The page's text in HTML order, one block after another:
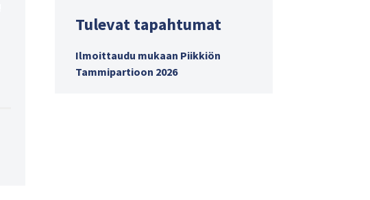
Tulevat tapahtumat
Ilmoittaudu mukaan Piikkiön
Tammipartioon 2026